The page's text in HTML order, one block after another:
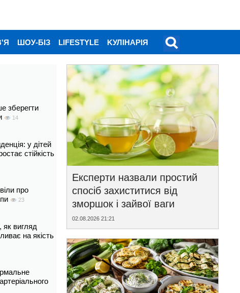
ШОУ-БІЗ LIFESTYLE KУЛІНАРІЯ
зберегти
14
у дітей
стійкість
про
23
як вигляд
на якість
Експерти назвали простий
спосіб захиститися від
зморшок і зайвої ваги
02.08.2026 21:21